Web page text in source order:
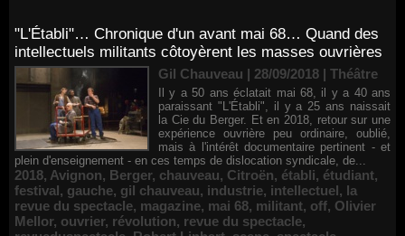
"L'Établi"… Chronique d'un avant mai 68… Quand des
intellectuels militants côtoyèrent les masses ouvrières
Gil Chauveau | 28/09/2018 | Théâtre
Il y a 50 ans éclatait mai 68, il y a 40 ans
paraissant "L'Établi", il y a 25 ans naissait
la Cie du Berger. Et en 2018, retour sur une
expérience ouvrière peu ordinaire, oublié,
mais à l'intérêt documentaire pertinent - et
plein d'enseignement - en ces temps de dislocation syndicale, de...
2018, Avignon, Berger, chauveau, Citroën, établi, étudiant,
festival, gauche, gil chauveau, industrie, intellectuel, la
revue du spectacle, magazine, mai 68, militant, off, Olivier
Mellor, ouvrier, révolution, revue du spectacle,